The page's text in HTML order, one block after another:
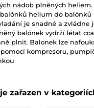
nádob plněných heliem.
helium do balónků
je snadné a zvládne
balónek vydrží létat
plnit. Balonek lze
kompresoru,
zařazen v